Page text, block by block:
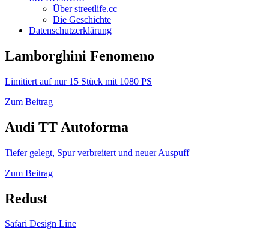
Über streetlife.cc
Die Geschichte
Datenschutzerklärung
Lamborghini Fenomeno
Limitiert auf nur 15 Stück mit 1080 PS
Zum Beitrag
Audi TT Autoforma
Tiefer gelegt, Spur verbreitert und neuer Auspuff
Zum Beitrag
Redust
Safari Design Line